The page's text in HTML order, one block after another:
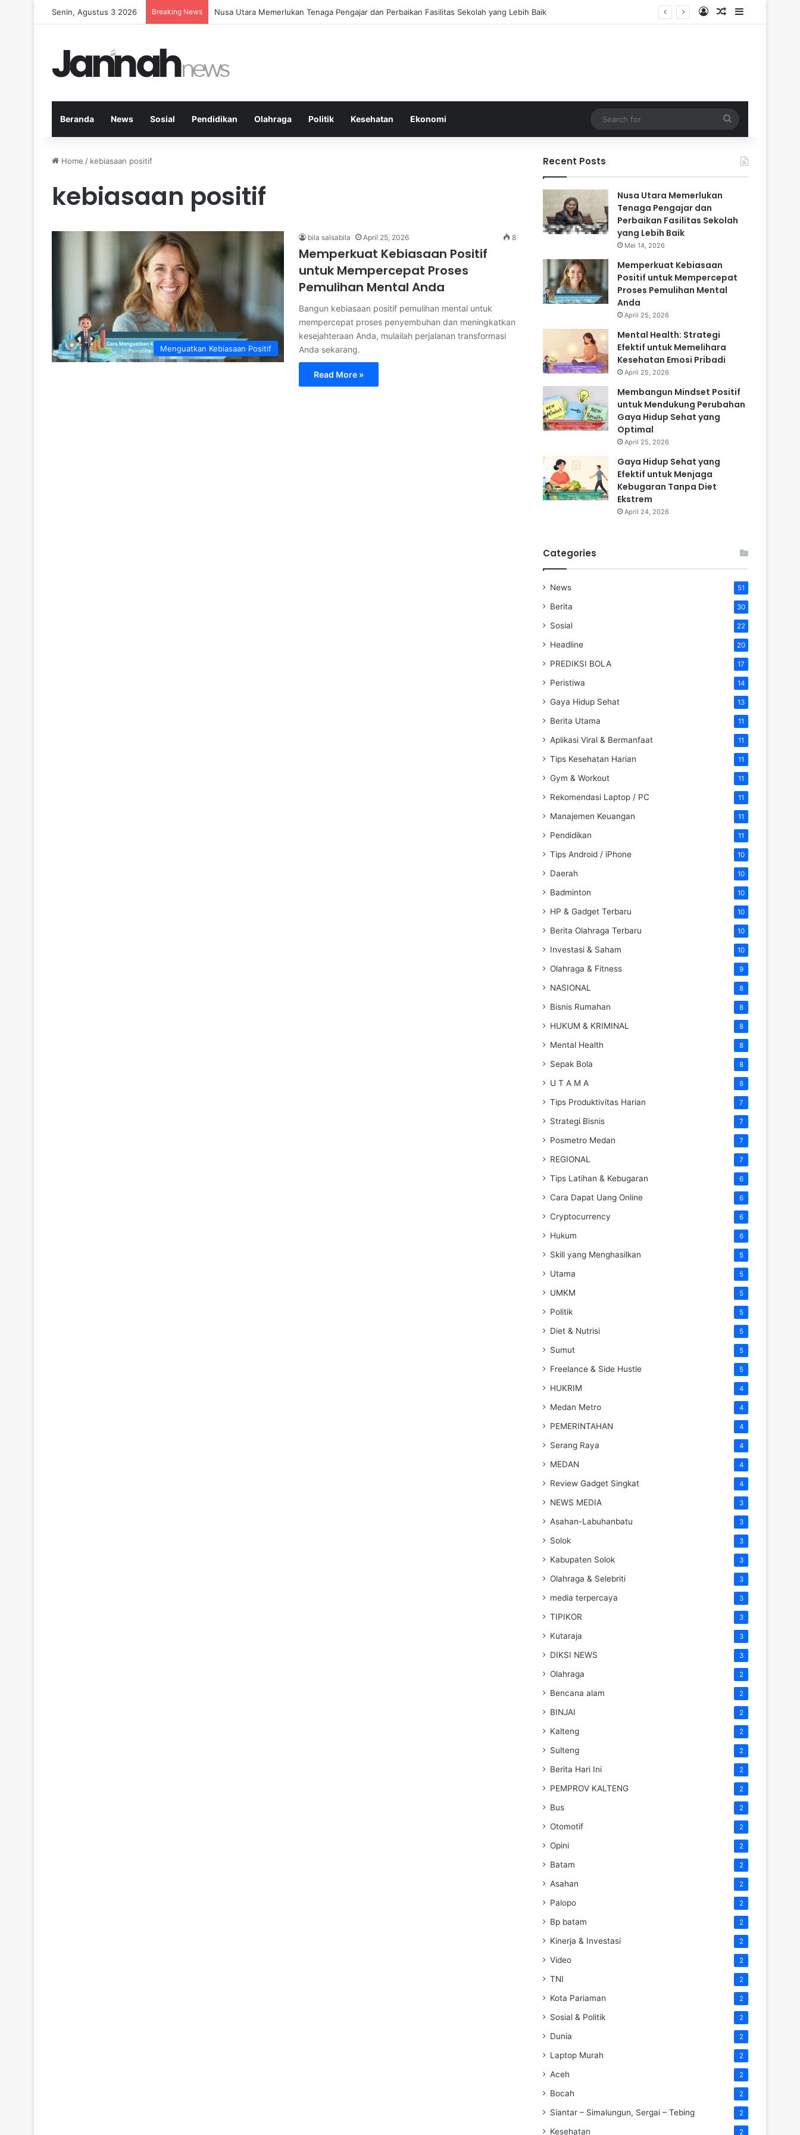
Senin, Agustus 3 2026 Breaking News Memperkuat Kebiasaan Positif untuk Mempercepat Proses Pemulihan Mental Anda Log InRandom Article
Sidebar
Beranda News Sosial Pendidikan Olahraga Politik Kesehatan Ekonomi
for
Home / kebiasaan positif
kebiasaan positif
Menguatkan Kebiasaan Positif
bila salsabila April 25, 2026 8
Memperkuat Kebiasaan Positif
untuk Mempercepat Proses
Pemulihan Mental Anda
Bangun kebiasaan positif pemulihan mental untuk
mempercepat proses penyembuhan dan meningkatkan
kesejahteraan Anda, mulailah perjalanan transformasi
Anda sekarang.
Read More »
Recent Posts
Nusa Utara Memerlukan
Tenaga Pengajar dan
Perbaikan Fasilitas Sekolah
yang Lebih Baik
Mei 14, 2026
Memperkuat Kebiasaan
Positif untuk Mempercepat
Proses Pemulihan Mental
Anda
April 25, 2026
Mental Health: Strategi
Efektif untuk Memelihara
Kesehatan Emosi Pribadi
April 25, 2026
Membangun Mindset Positif
untuk Mendukung Perubahan
Gaya Hidup Sehat yang
Optimal
April 25, 2026
Gaya Hidup Sehat yang
Efektif untuk Menjaga
Kebugaran Tanpa Diet
Ekstrem
April 24, 2026
Categories
News 51
Berita 30
Sosial 22
Headline 20
PREDIKSI BOLA 17
Peristiwa 14
Gaya Hidup Sehat 13
Berita Utama 11
Aplikasi Viral & Bermanfaat 11
Tips Kesehatan Harian 11
Gym & Workout 11
Rekomendasi Laptop / PC 11
Manajemen Keuangan 11
Pendidikan 11
Tips Android / iPhone 10
Daerah 10
Badminton 10
HP & Gadget Terbaru 10
Berita Olahraga Terbaru 10
Investasi & Saham 10
Olahraga & Fitness 9
NASIONAL 8
Bisnis Rumahan 8
HUKUM & KRIMINAL 8
Mental Health 8
Sepak Bola 8
U T A M A 8
Tips Produktivitas Harian 7
Strategi Bisnis 7
Posmetro Medan 7
REGIONAL 7
Tips Latihan & Kebugaran 6
Cara Dapat Uang Online 6
Cryptocurrency 6
Hukum 6
Skill yang Menghasilkan 5
Utama 5
UMKM 5
Politik 5
Diet & Nutrisi 5
Sumut 5
Freelance & Side Hustle 5
HUKRIM 4
Medan Metro 4
PEMERINTAHAN 4
Serang Raya 4
MEDAN 4
Review Gadget Singkat 4
NEWS MEDIA 3
Asahan-Labuhanbatu 3
Solok 3
Kabupaten Solok 3
Olahraga & Selebriti 3
media terpercaya 3
TIPIKOR 3
Kutaraja 3
DIKSI NEWS 3
Olahraga 2
Bencana alam 2
BINJAI 2
Kalteng 2
Sulteng 2
Berita Hari Ini 2
PEMPROV KALTENG 2
Bus 2
Otomotif 2
Opini 2
Batam 2
Asahan 2
Palopo 2
Bp batam 2
Kinerja & Investasi 2
Video 2
TNI 2
Kota Pariaman 2
Sosial & Politik 2
Dunia 2
Laptop Murah 2
Aceh 2
Bocah 2
Siantar – Simalungun, Sergai – Tebing 2
Kesehatan 2